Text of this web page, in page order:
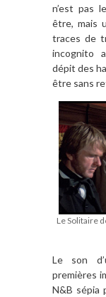
n’est pas
être, mais
traces de
incognito
dépit des
être sans
Le Solitaire
Le son
premières
N&B sépia